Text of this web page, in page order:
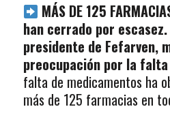
MÁS DE 125
han cerrado por
presidente de Fefarven,
preocupación por la
falta de medicamentos ha
más de 125 farmacias en